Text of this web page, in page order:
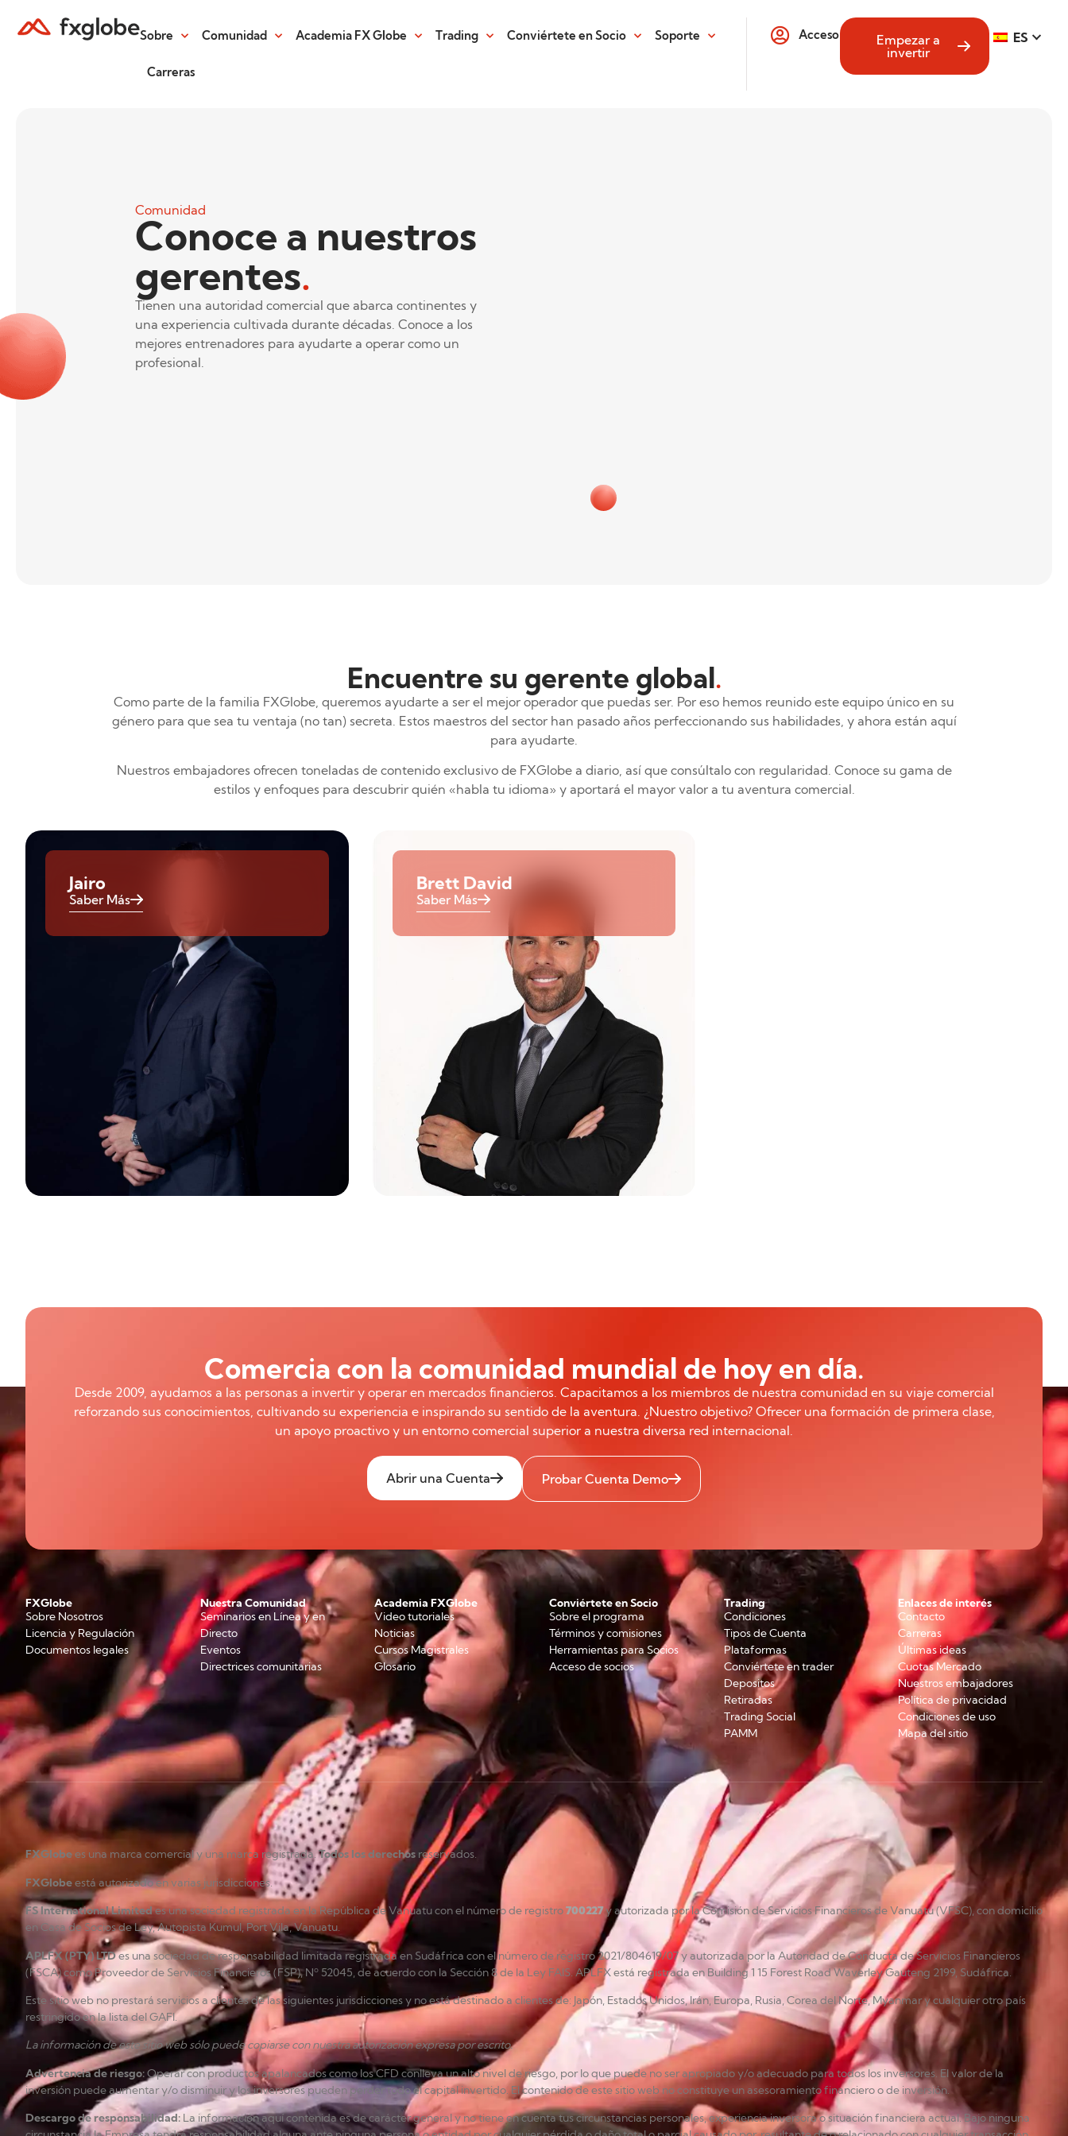
Sobre Comunidad Academia FX Globe Trading Conviértete en Socio Soporte
Carreras
Acceso
Empezar a
invertir
ES
Comunidad
Conoce a nuestros
gerentes.
Tienen una autoridad comercial que abarca continentes y
una experiencia cultivada durante décadas. Conoce a los
mejores entrenadores para ayudarte a operar como un
profesional.
Encuentre su gerente global.
Como parte de la familia FXGlobe, queremos ayudarte a ser el mejor operador que puedas ser. Por eso hemos reunido este equipo único en su
género para que sea tu ventaja (no tan) secreta. Estos maestros del sector han pasado años perfeccionando sus habilidades, y ahora están aquí
para ayudarte.
Nuestros embajadores ofrecen toneladas de contenido exclusivo de FXGlobe a diario, así que consúltalo con regularidad. Conoce su gama de
estilos y enfoques para descubrir quién «habla tu idioma» y aportará el mayor valor a tu aventura comercial.
Jairo
Saber Más
Brett David
Saber Más
Comercia con la comunidad mundial de hoy en día.
Desde 2009, ayudamos a las personas a invertir y operar en mercados financieros. Capacitamos a los miembros de nuestra comunidad en su viaje comercial
reforzando sus conocimientos, cultivando su experiencia e inspirando su sentido de la aventura. ¿Nuestro objetivo? Ofrecer una formación de primera clase,
un apoyo proactivo y un entorno comercial superior a nuestra diversa red internacional.
Abrir una Cuenta Probar Cuenta Demo
FXGlobe
Sobre Nosotros
Licencia y Regulación
Documentos legales
Nuestra Comunidad
Seminarios en Línea y en
Directo
Eventos
Directrices comunitarias
Academia FXGlobe
Video tutoriales
Noticias
Cursos Magistrales
Glosario
Conviértete en Socio
Sobre el programa
Términos y comisiones
Herramientas para Socios
Acceso de socios
Trading
Condiciones
Tipos de Cuenta
Plataformas
Conviértete en trader
Depositos
Retiradas
Trading Social
PAMM
Enlaces de interés
Contacto
Carreras
Últimas ideas
Cuotas Mercado
Nuestros embajadores
Política de privacidad
Condiciones de uso
Mapa del sitio
FXGlobees una marca comercial y una marca registrada.Todos los derechos reservados.
FXGlobeestá autorizado en varias jurisdicciones.
FS International Limitedes una sociedad registrada en la República de Vanuatu con el número de registro700227y autorizada por la Comisión de Servicios Financieros de Vanuatu (VFSC), con domicilio
en Casa de Socios de Ley, Autopista Kumul, Port Vila, Vanuatu.
APLFX (PTY) LTDes una sociedad de responsabilidad limitada registrada en Sudáfrica con el número de registro 2021/804619/07 y autorizada por la Autoridad de Conducta de Servicios Financieros
(FSCA) como Proveedor de Servicios Financieros (FSP), Nº 52045, de acuerdo con la Sección 8 de la Ley FAIS. APLFX está registrada en Building 1 15 Forest Road Waverley Gauteng 2199, Sudáfrica.
Este sitio web no prestará servicios a clientes de las siguientes jurisdicciones y no está destinado a clientes de: Japón, Estados Unidos, Irán, Europa, Rusia, Corea del Norte, Myanmar y cualquier otro país
restringido en la lista del GAFI.
La información de este sitio web sólo puede copiarse con nuestra autorización expresa por escrito.
Advertencia de riesgo:Operar con productos apalancados como los CFD conlleva un alto nivel de riesgo, por lo que puede no ser apropiado y/o adecuado para todos los inversores. El valor de la
inversión puede aumentar y/o disminuir y los inversores pueden perder todo el capital invertido. El contenido de este sitio web no constituye un asesoramiento financiero o de inversión.
Descargo de responsabilidad: La información aquí contenida es de carácter general y no tiene en cuenta tus circunstancias personales, experiencia inversora o situación financiera actual. Bajo ninguna